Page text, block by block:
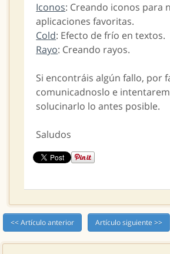
Iconos: Creando iconos para
aplicaciones favoritas.
Cold: Efecto de frío en textos.
Rayo: Creando rayos.
Si encontráis algún fallo, por
comunicadnoslo e
solucinarlo lo antes posible.
Saludos
<< Artículo anterior Artículo siguiente >>